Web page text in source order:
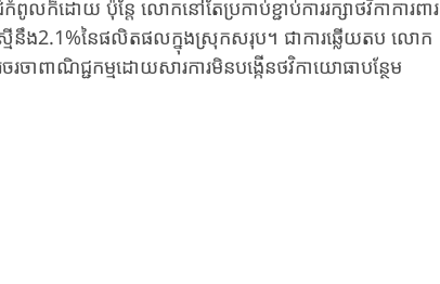
ពូលក៏ដោយ ប៉ុន្តែ ​លោ​ក​នៅ​តែ​ប្រកាប់​ខ្ជា​ប់​ការ​រក្សាថវិកា​ការពារ
ើ​នឹង​2.1%នៃផលិតផលក្នុងស្រុកសរុប។ ជាការឆ្លើយតប លោក​
ចា​ពាណិជ្ជកម្ម​ដោយ​សារ​ការ​មិនបង្កើនថវិកា​យោ​ធា​បន្ថែម